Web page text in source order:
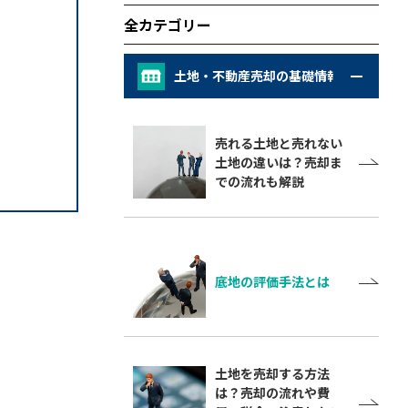
全カテゴリー
土地・不動産売却の基礎情報
売れる土地と売れない
土地の違いは？売却ま
での流れも解説
底地の評価手法とは
土地を売却する方法
は？売却の流れや費